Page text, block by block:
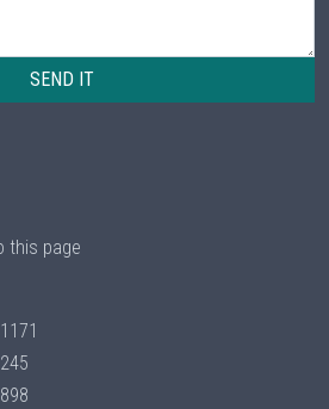
SEND IT
1171
245
898